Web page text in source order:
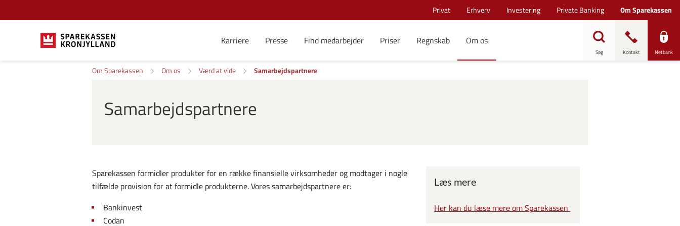
Privat Erhverv Investering Private Banking Om Sparekassen
Karriere Presse Find medarbejder Priser Regnskab Om os
Søg Kontakt Netbank
Om Sparekassen Om os Værd at vide Samarbejdspartnere
Samarbejdspartnere
Sparekassen formidler produkter for en række finansielle virksomheder og modtager i nogle
tilfælde provision for at formidle produkterne. Vores samarbejdspartnere er:
Bankinvest
Codan
Læs mere
Her kan du læse mere om Sparekassen